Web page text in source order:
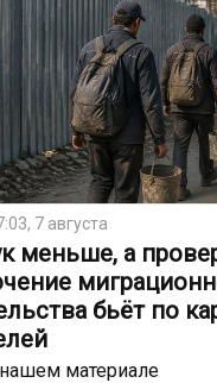
7 августа
меньше, а
бьёт по
материале